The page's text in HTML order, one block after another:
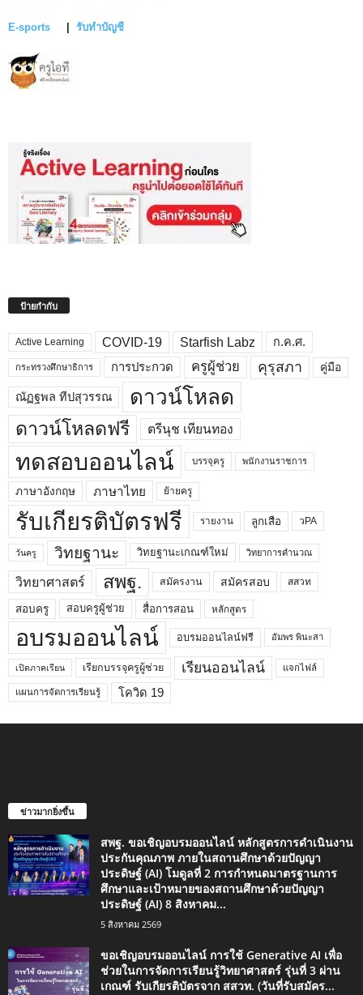
E-sports | รับทำบัญชี
ป้ายกำกับ
Active Learning COVID-19 Starfish Labz ก.ค.ศ.
กระทรวงศึกษาธิการ การประกวด ครูผู้ช่วย คุรุสภา คู่มือ
ณัฏฐพล ทีปสุวรรณ ดาวน์โหลด
ดาวน์โหลดฟรี ตรีนุช เทียนทอง
ทดสอบออนไลน์ บรรจุครู พนักงานราชการ
ภาษาอังกฤษ ภาษาไทย ย้ายครู
รับเกียรติบัตรฟรี รายงาน ลูกเสือ วPA
วันครู วิทยฐานะ วิทยฐานะเกณฑ์ใหม่ วิทยาการคำนวณ
วิทยาศาสตร์ สพฐ. สมัครงาน สมัครสอบ สสวท
สอบครู สอบครูผู้ช่วย สื่อการสอน หลักสูตร
อบรมออนไลน์ อบรมออนไลน์ฟรี อัมพร พินะสา
เปิดภาคเรียน เรียกบรรจุครูผู้ช่วย เรียนออนไลน์ แจกไฟล์
แผนการจัดการเรียนรู้ โควิด 19
ข่าวมากยิ่งขึ้น
สพฐ. ขอเชิญอบรมออนไลน์ หลักสูตรการดำเนินงาน
ประกันคุณภาพ ภายในสถานศึกษาด้วยปัญญา
ประดิษฐ์ (AI) โมดูลที่ 2 การกำหนดมาตรฐานการ
ศึกษาและเป้าหมายของสถานศึกษาด้วยปัญญา
ประดิษฐ์ (AI) 8 สิงหาคม...
5 สิงหาคม 2569
ขอเชิญอบรมออนไลน์ การใช้ Generative AI เพื่อ
ช่วยในการจัดการเรียนรู้วิทยาศาสตร์ รุ่นที่ 3 ผ่าน
เกณฑ์ รับเกียรติบัตรจาก สสวท. (วันที่รับสมัคร...